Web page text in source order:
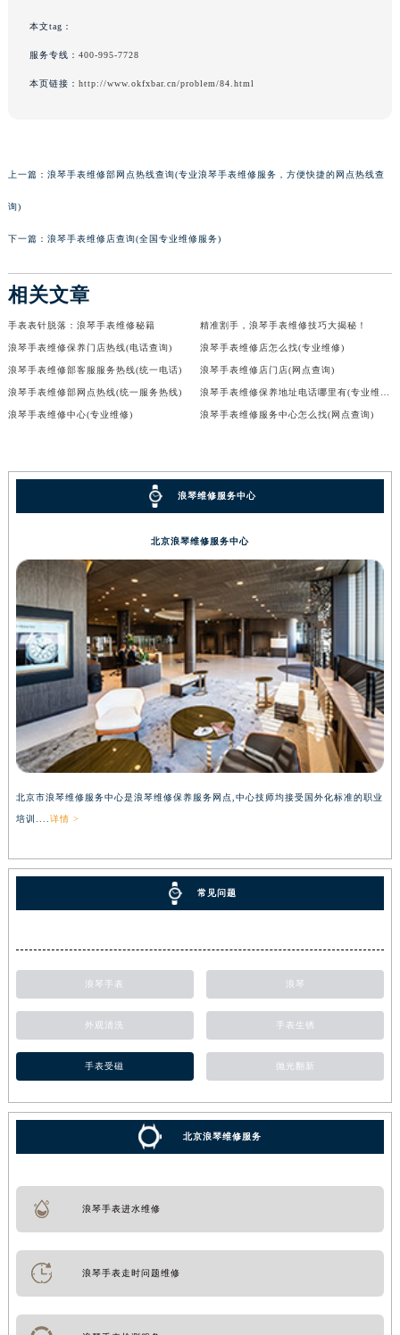
本文tag：
服务专线： 400-995-7728
本页链接： http://www.okfxbar.cn/problem/84.html
上一篇： 浪琴手表维修部网点热线查询(专业浪琴手表维修服务，方便快捷的网点热线查
询)
下一篇： 浪琴手表维修店查询(全国专业维修服务)
相关文章
手表表针脱落：浪琴手表维修秘籍 精准割手，浪琴手表维修技巧大揭秘！
浪琴手表维修保养门店热线(电话查询) 浪琴手表维修店怎么找(专业维修)
浪琴手表维修部客服服务热线(统一电话) 浪琴手表维修店门店(网点查询)
浪琴手表维修部网点热线(统一服务热线)
浪琴手表维修中心(专业维修) 浪琴手表维修服务中心怎么找(网点查询)
浪琴维修服务中心
北京浪琴维修服务中心
北京市浪琴维修服务中心是浪琴维修保养服务网点,中心技师均接受国外化标准的职业
培训.... 详情 >
常见问题
浪琴手表 浪琴
外观清洗 手表生锈
手表受磁 抛光翻新
北京浪琴维修服务
浪琴手表进水维修
浪琴手表走时问题维修